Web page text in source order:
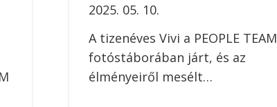
2025. 05. 10.
A tizenéves Vivi a PEOPLE TEAM
fotóstáborában járt, és az
élményeiről mesélt…